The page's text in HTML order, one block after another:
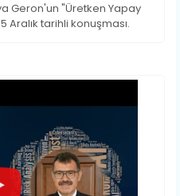
Geron'un "Üretken Yapay
Aralık tarihli konuşması.